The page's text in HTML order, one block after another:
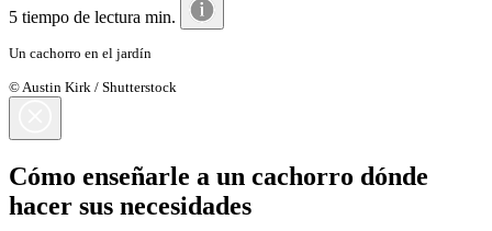
5 tiempo de lectura min.
Un cachorro en el jardín
© Austin Kirk / Shutterstock
Cómo enseñarle a un cachorro dónde
hacer sus necesidades